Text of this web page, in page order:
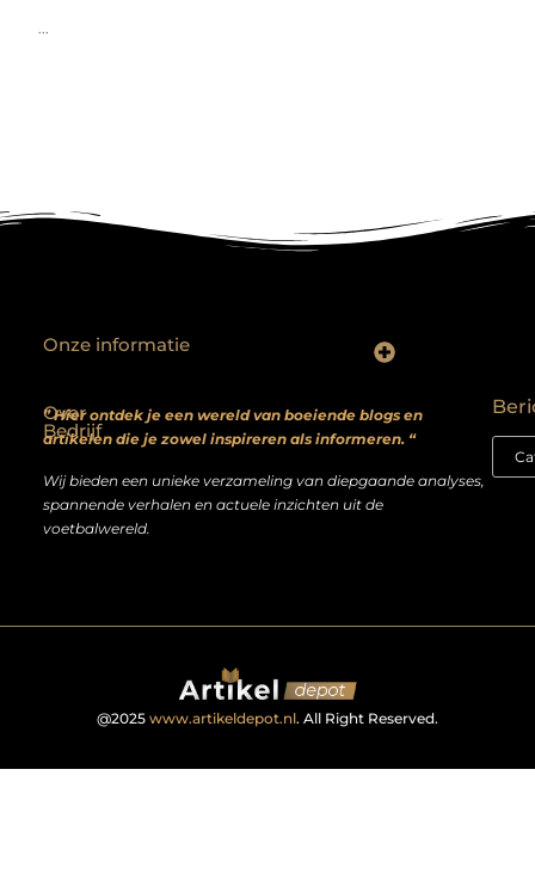
...
Over
Bedrijf
” Hier ontdek je een wereld van boeiende blogs en
artikelen die je zowel inspireren als informeren. “
Wij bieden een unieke verzameling van diepgaande analyses,
spannende verhalen en actuele inzichten uit de
voetbalwereld.
Onze informatie
@2025 www.artikeldepot.nl. All Right Reserved.